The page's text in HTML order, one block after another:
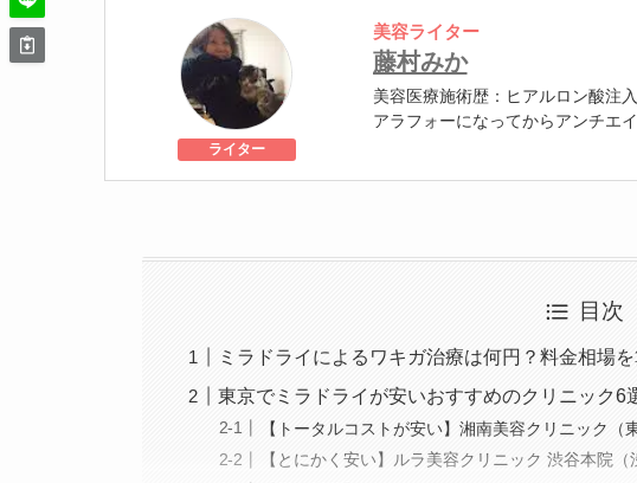
ライター
美容ライター
藤村みか
美容医療施術歴：ヒアルロン酸注
アラフォーになってからアンチエ
目次
ミラドライによるワキガ治療は何円？料金相場を
東京でミラドライが安いおすすめのクリニック6
【トータルコストが安い】湘南美容クリニック（
【とにかく安い】ルラ美容クリニック 渋谷本院（